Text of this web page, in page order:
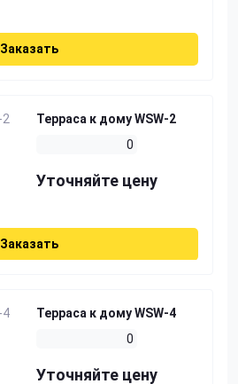
Заказать
Терраса к дому WSW-2
0
Уточняйте цену
Заказать
Терраса к дому WSW-4
0
Уточняйте цену